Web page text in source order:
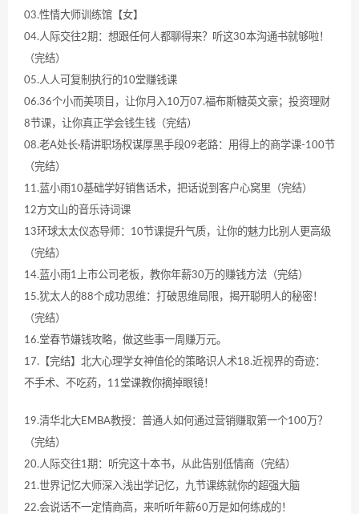
03.性情大师训练馆【女】
04.人际交往2期：想跟任何人都聊得来？听这30本沟通书就够啦！
（完结）
05.人人可复制执行的10堂赚钱课
06.36个小而美项目，让你月入10万07.福布斯糖英文豪；投资理财
8节课，让你真正学会钱生钱（完结）
08.老A处长·精讲职场权谋厚黑手段09老路：用得上的商学课-100节
（完结）
11.蓝小雨10基础学好销售话术，把话说到客户心窝里（完结）
12方文山的音乐诗词课
13环球太太仪态导师：10节课提升气质，让你的魅力比别人更高级
（完结）
14.蓝小雨1上市公司老板，教你年薪30万的赚钱方法（完结）
15.犹太人的88个成功思维：打破思维局限，揭开聪明人的秘密！
（完结）
16.堂春节嫌钱攻略，做这些事一周赚万元。
17.【完结】北大心理学女神值伦的策略识人术18.近视界的奇迹：
不手术、不吃药，11堂课教你摘掉眼镜！
19.清华北大EMBA教授：普通人如何通过营销赚取第一个100万？
（完结）
20.人际交往1期：听完这十本书，从此告别低情商（完结）
21.世界记忆大师深入浅出学记忆，九节课练就你的超强大脑
22.会说话不一定情商高，来听听年薪60万是如何练成的！